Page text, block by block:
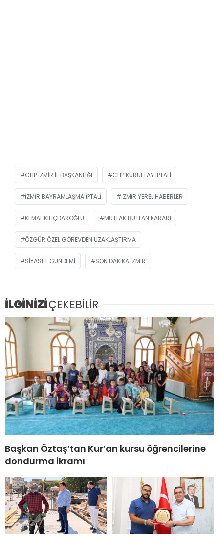
CHP İZMIR İL BAŞKANLIĞI CHP KURULTAY IPTALI
İZMIR BAYRAMLAŞMA IPTALI İZMIR YEREL HABERLER
KEMAL KILIÇDAROĞLU MUTLAK BUTLAN KARARI
ÖZGÜR ÖZEL GÖREVDEN UZAKLAŞTIRMA
SIYASET GÜNDEMI SON DAKIKA İZMIR
İLGİNİZİÇEKEBİLİR
Başkan Öztaş’tan Kur’an kursu öğrencilerine
dondurma ikramı